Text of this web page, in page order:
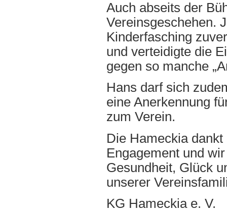
Auch abseits der
Vereinsgeschehen.
Kinderfasching
und verteidigte die
gegen so manche
Hans darf sich
eine Anerkennung
zum Verein.
Die Hameckia
Engagement und
Gesundheit, Glück
unserer
KG Hameckia e. V.